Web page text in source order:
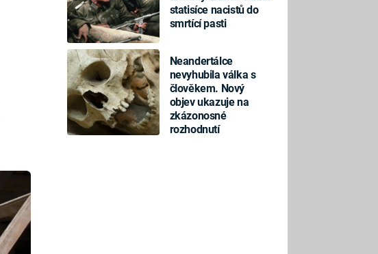
statisíce nacistů do
smrtící pasti
Neandertálce
nevyhubila válka s
člověkem. Nový
objev ukazuje na
zkázonosné
rozhodnutí